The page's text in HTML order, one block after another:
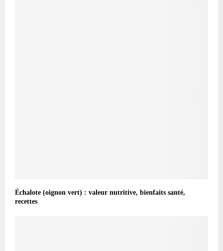
Échalote (oignon vert) : valeur nutritive, bienfaits santé,
recettes